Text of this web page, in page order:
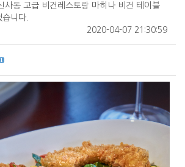
사동 고급 비건레스토랑 마히나 비건 테이블
니다.
2020-04-07 21:30:59